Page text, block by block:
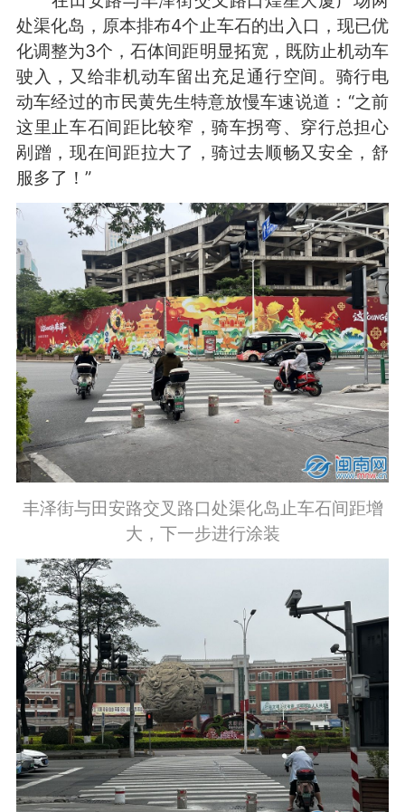
处渠化岛，原本排布4个止车石的出入口，现已优
化调整为3个，石体间距明显拓宽，既防止机动车
驶入，又给非机动车留出充足通行空间。骑行电
动车经过的市民黄先生特意放慢车速说道：“之前
这里止车石间距比较窄，骑车拐弯、穿行总担心
剐蹭，现在间距拉大了，骑过去顺畅又安全，舒
服多了！”
丰泽街与田安路交叉路口处渠化岛止车石间距增
大，下一步进行涂装